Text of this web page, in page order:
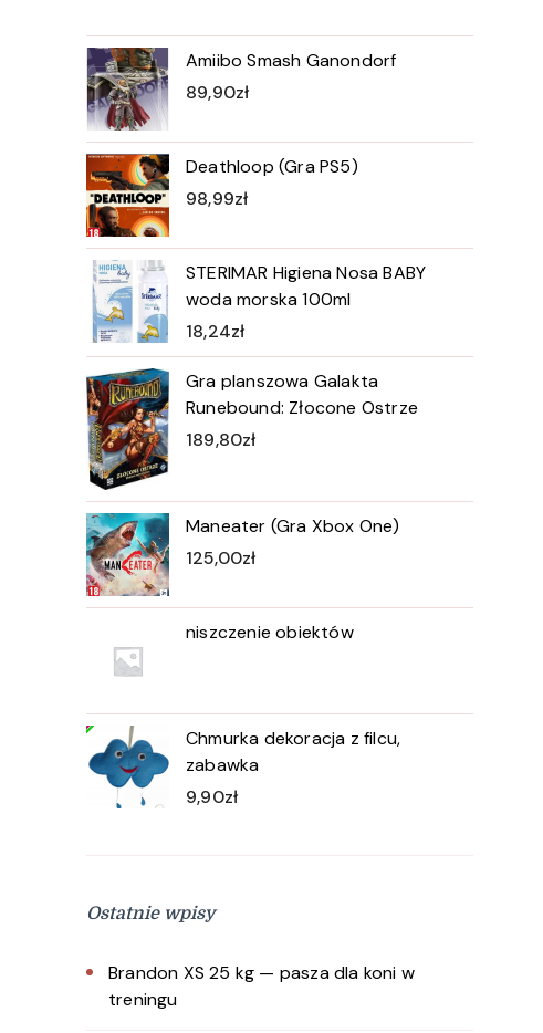
Amiibo Smash Ganondorf
89,90zł
Deathloop (Gra PS5)
98,99zł
STERIMAR Higiena Nosa BABY
woda morska 100ml
18,24zł
Gra planszowa Galakta
Runebound: Złocone Ostrze
189,80zł
Maneater (Gra Xbox One)
125,00zł
niszczenie obiektów
Chmurka dekoracja z filcu,
zabawka
9,90zł
Ostatnie wpisy
Brandon XS 25 kg — pasza dla koni w
treningu